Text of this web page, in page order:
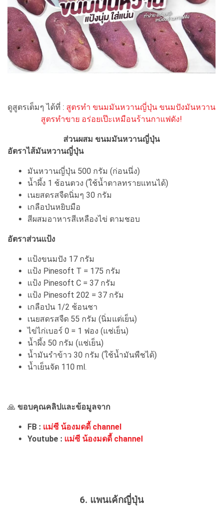
ดูสูตรเต็มๆ ได้ที่ : สูตรทำ ขนมมันหวานญี่ปุ่น ขนมปังมันหวาน
สูตรทำขาย อร่อยเป๊ะเหมือนร้านกาแฟดัง!
ส่วนผสม ขนมมันหวานญี่ปุ่น
อัตราไส้มันหวานญี่ปุ่น
มันหวานญี่ปุ่น 500 กรัม (ก่อนนึ่ง)
น้ำผึ้ง 1 ช้อนตวง (ใช้น้ำตาลทรายแทนได้)
เนยสดรสจืดนิ่มๆ 30 กรัม
เกลือป่นหยิบมือ
สีผสมอาหารสีเหลืองไข่ ตามชอบ
อัตราส่วนแป้ง
แป้งขนมปัง 17 กรัม
แป้ง Pinesoft T = 175 กรัม
แป้ง Pinesoft C = 37 กรัม
แป้ง Pinesoft 202 = 37 กรัม
เกลือป่น 1/2 ช้อนชา
เนยสดรสจืด 55 กรัม (นิ่มแต่เย็น)
ไข่ไก่เบอร์ 0 = 1 ฟอง (แช่เย็น)
น้ำผึ้ง 50 กรัม (แช่เย็น)
น้ำมันรำข้าว 30 กรัม (ใช้น้ำมันพืชได้)
น้ำเย็นจัด 110 ml.
🙏 ขอบคุณคลิปและข้อมูลจาก
FB : แม่ซี น้องมดดี้ channel
Youtube : แม่ซี น้องมดดี้ channel
6. แพนเค้กญี่ปุ่น